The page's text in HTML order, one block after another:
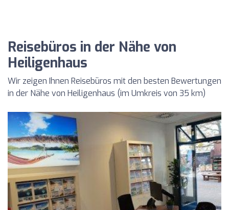
Reisebüros in der Nähe von
Heiligenhaus
Wir zeigen Ihnen Reisebüros mit den besten Bewertungen
in der Nähe von Heiligenhaus (im Umkreis von 35 km)